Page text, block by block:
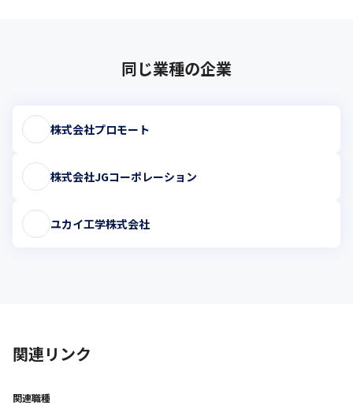
同じ業種の企業
株式会社プロモート
株式会社JGコーポレーション
ユカイ工学株式会社
関連リンク
関連職種